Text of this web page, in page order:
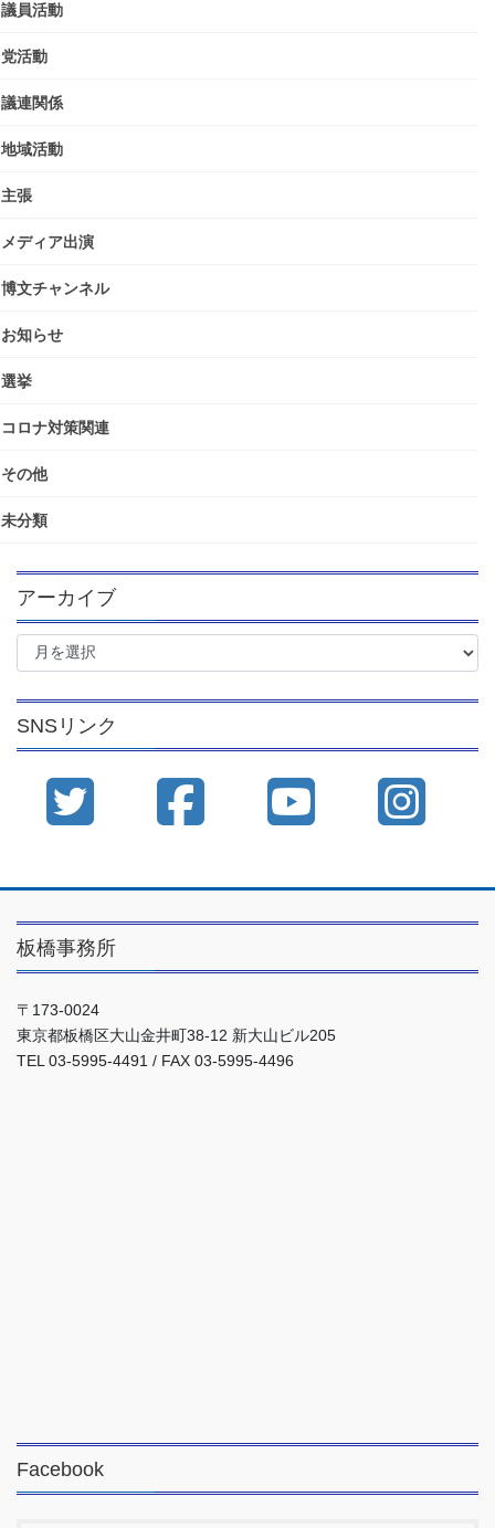
議員活動
党活動
議連関係
地域活動
主張
メディア出演
博文チャンネル
お知らせ
選挙
コロナ対策関連
その他
未分類
アーカイブ
ア
イ
ブ
SNSリンク
板橋事務所
〒173-0024
東京都板橋区大山金井町38-12 新大山ビル205
TEL 03-5995-4491 / FAX 03-5995-4496
Facebook